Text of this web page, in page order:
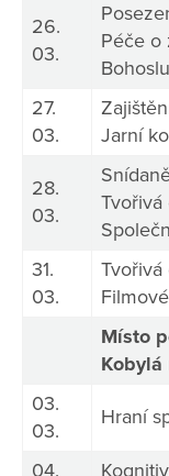
26.
03.
Péče o
27.
03.
Jarní
28.
03.
Tvořivá
31.
03.
Tvořivá
Místo
Kobylá
03.
03.
Hraní
04.